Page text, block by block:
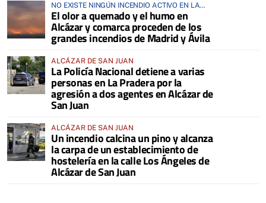
NO EXISTE NINGÚN INCENDIO ACTIVO EN LA
COMARCA
El olor a quemado y el humo en
Alcázar y comarca proceden de los
grandes incendios de Madrid y Ávila
ALCÁZAR DE SAN JUAN
La Policía Nacional detiene a varias
personas en La Pradera por la
agresión a dos agentes en Alcázar de
San Juan
ALCÁZAR DE SAN JUAN
Un incendio calcina un pino y alcanza
la carpa de un establecimiento de
hostelería en la calle Los Ángeles de
Alcázar de San Juan